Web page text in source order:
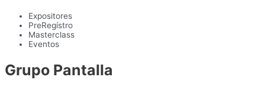
Expositores
PreRegístro
Masterclass
Eventos
Grupo Pantalla